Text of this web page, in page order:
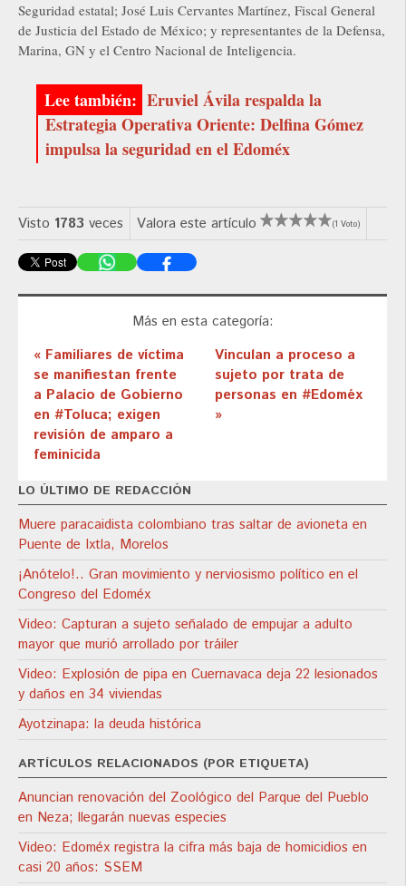
Seguridad estatal; José Luis Cervantes Martínez, Fiscal General
de Justicia del Estado de México; y representantes de la Defensa,
Marina, GN y el Centro Nacional de Inteligencia.
Eruviel Ávila respalda la
Estrategia Operativa Oriente: Delfina Gómez
impulsa la seguridad en el Edoméx
Visto 1783 veces Valora este artículo (1 Voto)
Más en esta categoría:
« Familiares de víctima
se manifiestan frente
a Palacio de Gobierno
en #Toluca; exigen
revisión de amparo a
feminicida
Vinculan a proceso a
sujeto por trata de
personas en #Edoméx
»
LO ÚLTIMO DE REDACCIÓN
Muere paracaidista colombiano tras saltar de avioneta en
Puente de Ixtla, Morelos
¡Anótelo!.. Gran movimiento y nerviosismo político en el
Congreso del Edoméx
Video: Capturan a sujeto señalado de empujar a adulto
mayor que murió arrollado por tráiler
Video: Explosión de pipa en Cuernavaca deja 22 lesionados
y daños en 34 viviendas
Ayotzinapa: la deuda histórica
ARTÍCULOS RELACIONADOS (POR ETIQUETA)
Anuncian renovación del Zoológico del Parque del Pueblo
en Neza; llegarán nuevas especies
Video: Edoméx registra la cifra más baja de homicidios en
casi 20 años: SSEM